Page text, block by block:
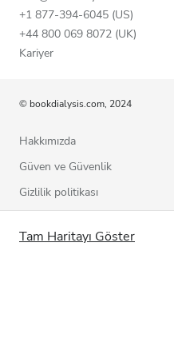
Tam Haritayı Göster
+1 877-394-6045 (US)
+44 800 069 8072 (UK)
Kariyer
© bookdialysis.com, 2024
Hakkımızda
Güven ve Güvenlik
Gizlilik politikası
Çerez politikası